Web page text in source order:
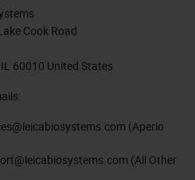
Cook Road
60010 United States
(Aperio
(All Other